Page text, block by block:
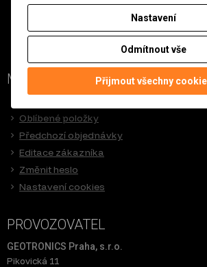
Kontakt
Informace o zpracovaní osobních údajů
MŮJ ÚČET
Oblíbené položky
Předchozí objednávky
Editace zákazníka
Změnit heslo
Nastavení cookies
PROVOZOVATEL
GEOTRONICS Praha, s.r.o.
Pikovická 11
Nastavení
Odmítnout vše
Přijmout všechny